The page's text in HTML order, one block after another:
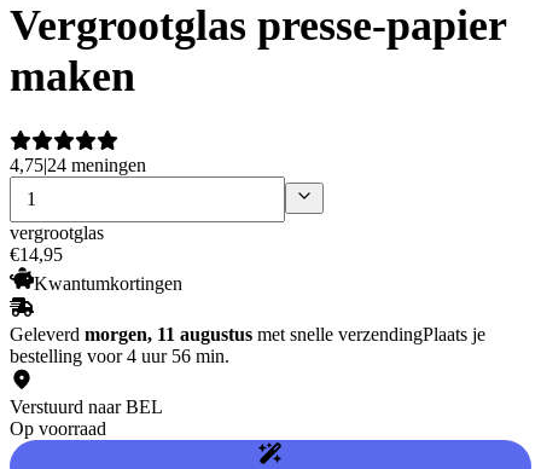
Vergrootglas presse-papier
maken
4,75|24 meningen
vergrootglas
€14,95
Kwantumkortingen
Geleverd morgen, 11 augustus met snelle verzendingPlaats je
bestelling voor 4 uur 56 min.
Verstuurd naar BEL
Op voorraad